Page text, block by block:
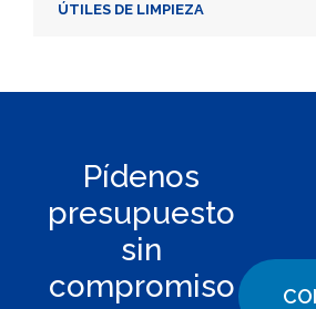
ÚTILES DE LIMPIEZA
Pídenos
presupuesto
sin
compromiso